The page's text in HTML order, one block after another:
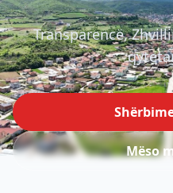
Transparencë,
Mëso